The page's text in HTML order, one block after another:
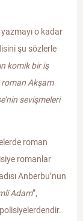
o kadar
şu sözlerle
komik bir iş
Akşam
sevişmeleri
roman
romanlar
Anberbu’nun
Adam”,